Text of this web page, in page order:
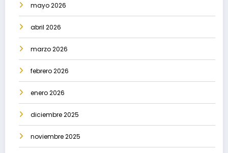
mayo 2026
abril 2026
marzo 2026
febrero 2026
enero 2026
diciembre 2025
noviembre 2025